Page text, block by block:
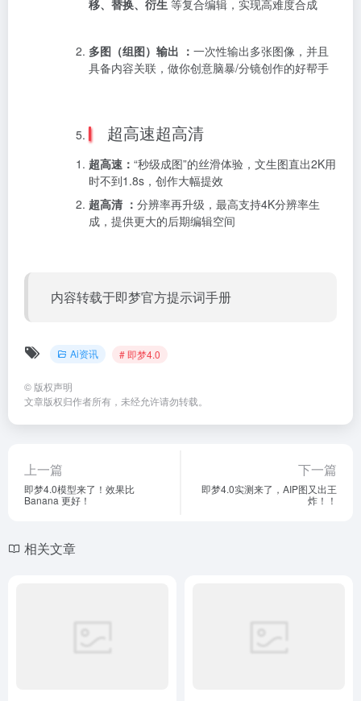
移、替换、衍生 等复合编辑，实现高难度合成
多图（组图）输出 ： 一次性输出多张图像，并且
具备内容关联，做你创意脑暴/分镜创作的好帮手
超高速超高清
超高速： “秒级成图”的丝滑体验，文生图直出2K用
时不到1.8s，创作大幅提效
超高清 ： 分辨率再升级，最高支持4K分辨率生
成，提供更大的后期编辑空间
内容转载于即梦官方提示词手册
Ai资讯 # 即梦4.0
© 版权声明
文章版权归作者所有，未经允许请勿转载。
上一篇
即梦4.0模型来了！效果比
Banana 更好！
下一篇
即梦4.0实测来了，AIP图又出王
炸！！
相关文章